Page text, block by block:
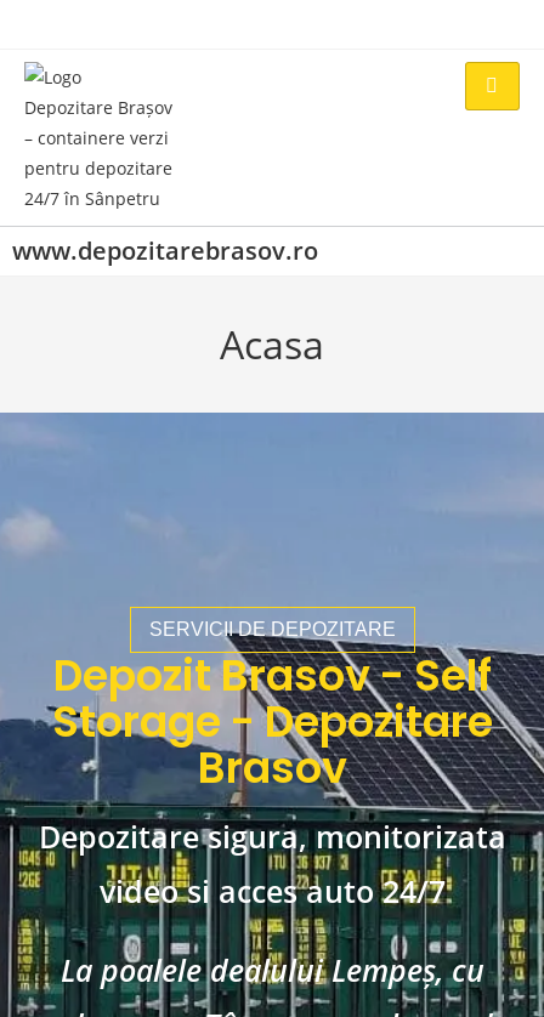
www.depozitarebrasov.ro
Acasa
SERVICII DE DEPOZITARE
Depozit Brasov - Self
Storage - Depozitare
Brasov
Depozitare sigura, monitorizata
video si acces auto 24/7
La poalele dealului Lempeș, cu